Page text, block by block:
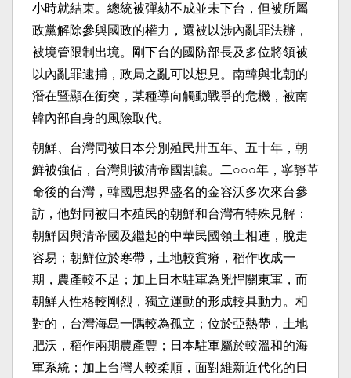
小時就結束。總統被彈劾不成並未下台，但被所屬
政黨解除參與國政的權力，還被以涉內亂罪法辦，
被境管限制出境。剛下台的國防部長及多位將領被
以內亂罪逮捕，政局之亂可以想見。南韓與北朝的
潛在暨顯在衝突，某種導向觸動戰爭的危機，被南
韓內部自身的風險取代。
朝鮮、台灣同被日本分別殖民卅五年、五十年，朝
鮮被強佔，台灣則被清帝國割讓。二○○○年，寧靜革
命後的台灣，韓國思想界盛名的金容沃多次來台參
訪，他對同被日本殖民的朝鮮和台灣有特殊見解：
朝鮮因與清帝國及繼起的中華民國領土相連，脫走
容易；朝鮮位於寒帶，土地較貧瘠，稻作收成一
期，農產較不足；加上日本駐軍為兇悍關東軍，而
朝鮮人性格較剛烈，獨立運動的形成較具動力。相
對的，台灣海島一隅較為孤立；位於亞熱帶，土地
肥沃，稻作兩期農產豐；日本駐軍屬於較溫和的海
軍系統；加上台灣人較柔順，面對維新近代化的日